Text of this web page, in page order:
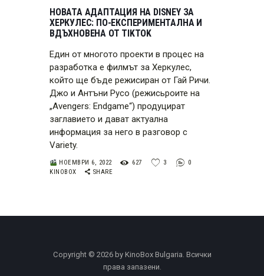
НОВАТА АДАПТАЦИЯ НА DISNEY ЗА
ХЕРКУЛЕС: ПО-ЕКСПЕРИМЕНТАЛНА И
ВДЪХНОВЕНА ОТ TIKTOK
Един от многото проекти в процес на
разработка е филмът за Херкулес,
който ще бъде режисиран от Гай Ричи.
Джо и Антъни Русо (режисьроите на
„Avengers: Endgame“) продуцират
заглавието и дават актуална
информация за него в разговор с
Variety.
НОЕМВРИ 6, 2022 627 3
0
KINOBOX
SHARE
Copyright © 2026 by KinoBox Bulgaria. Всички
права запазени.